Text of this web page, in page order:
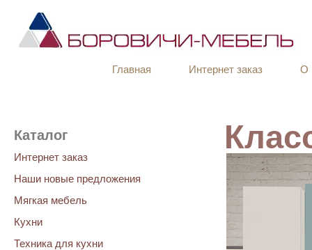
Главная Интернет заказ О
Каталог
Интернет заказ
Наши новые предложения
Мягкая мебель
Кухни
Техника для кухни